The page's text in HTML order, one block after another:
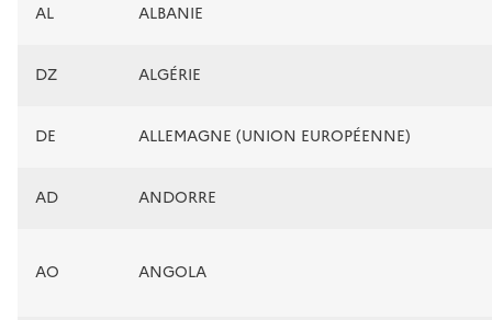
AL ALBANIE
DZ ALGÉRIE
DE ALLEMAGNE (UNION EUROPÉENNE)
AD ANDORRE
AO ANGOLA